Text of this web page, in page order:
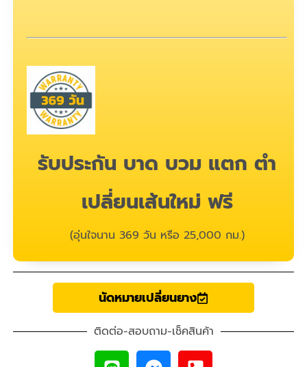
รับประกัน บาด บวม แตก ตำ
เปลี่ยนเส้นใหม่ ฟรี
(อุ่นใจนาน 369 วัน หรือ 25,000 กม.)
นัดหมายเปลี่ยนยาง
ติดต่อ-สอบถาม-เช็คสินค้า